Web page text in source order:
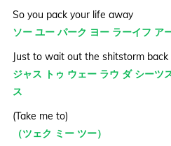
So you pack your life away
ソー ユー パーク ヨー ラーイフ ア
Just to wait out the shitstorm back
ジャス トゥ ウェー ラウ ダ シーツ
ス
(Take me to)
（ツェク ミー ツー）